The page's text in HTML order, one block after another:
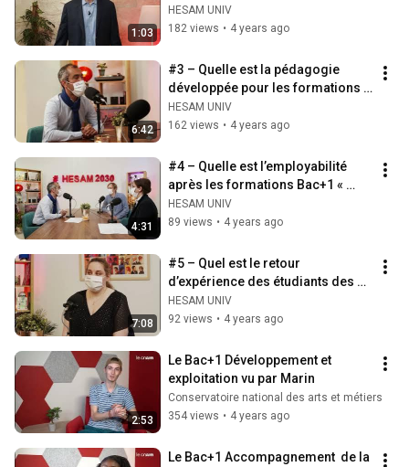
1:03
HESAM UNIV
182 views • 4 years ago
6:42
#3 – Quelle est la pédagogie
développée pour les formations
Bac+1 « HESAM 2030 » ?
HESAM UNIV
162 views • 4 years ago
4:31
#4 – Quelle est l’employabilité
après les formations Bac+1 «
HESAM 2030 » ?
HESAM UNIV
89 views • 4 years ago
7:08
#5 – Quel est le retour
d’expérience des étudiants des
Bac+1 « HESAM 2030 » ?
HESAM UNIV
92 views • 4 years ago
2:53
Le Bac+1 Développement et
exploitation vu par Marin
Conservatoire national des arts et métiers
354 views • 4 years ago
Le Bac+1 Accompagnement  de la